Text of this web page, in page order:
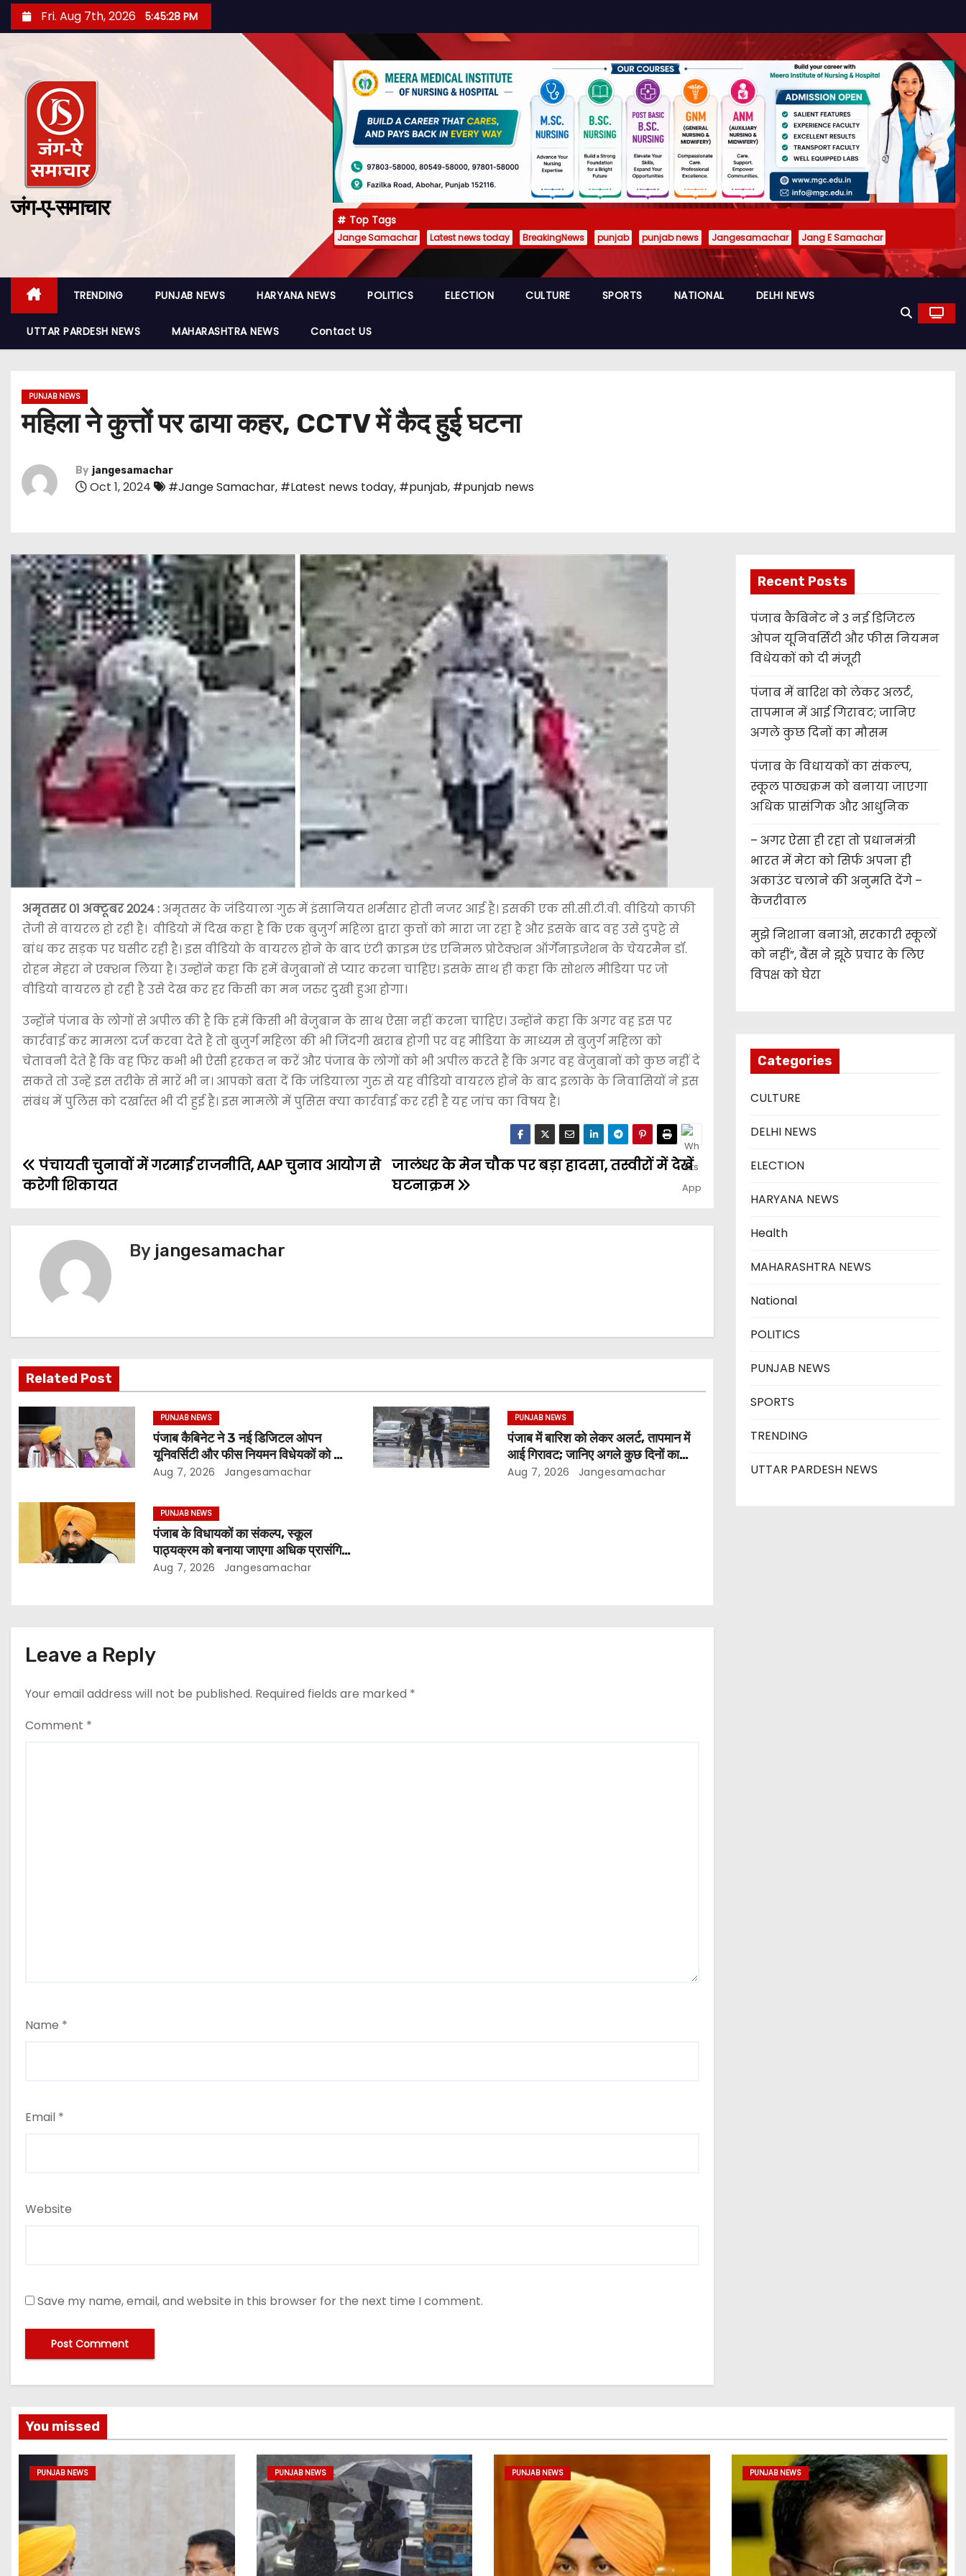
Fri. Aug 7th, 2026 5:45:30 PM
जंग-ए-समाचार
Top Tags
Jange Samachar Latest news today BreakingNews punjab punjab news Jangesamachar Jang E Samachar
TRENDING PUNJAB NEWS HARYANA NEWS POLITICS ELECTION CULTURE SPORTS NATIONAL DELHI NEWS
UTTAR PARDESH NEWS MAHARASHTRA NEWS Contact US
PUNJAB NEWS
महिला ने कुत्तों पर ढाया कहर, CCTV में कैद हुई घटना
By jangesamachar
Oct 1, 2024 #Jange Samachar, #Latest news today, #punjab, #punjab news
अमृतसर 01 अक्टूबर 2024 :अमृतसर के जंडियाला गुरु में इंसानियत शर्मसार होती नजर आई है। इसकी एक सी.सी.टी.वी. वीडियो काफी
तेजी से वायरल हो रही है। वीडियो में दिख कहा है कि एक बुजुर्ग महिला द्वारा कुत्तों को मारा जा रहा है और इसके बाद वह उसे दुपट्टे से
बांध कर सड़क पर घसीट रही है। इस वीडियो के वायरल होने के बाद एंटी क्राइम एंड एनिमल प्रोटेक्शन ऑर्गेनाइजेशन के चेयरमैन डॉ.
रोहन मेहरा ने एक्शन लिया है। उन्होंने कहा कि हमें बेजुबानों से प्यार करना चाहिए। इसके साथ ही कहा कि सोशल मीडिया पर जो
वीडियो वायरल हो रही है उसे देख कर हर किसी का मन जरुर दुखी हुआ होगा।
उन्होंने पंजाब के लोगों से अपील की है कि हमें किसी भी बेजुबान के साथ ऐसा नहीं करना चाहिए। उन्होंने कहा कि अगर वह इस पर
कार्रवाई कर मामला दर्ज करवा देते हैं तो बुजुर्ग महिला की भी जिंदगी खराब होगी पर वह मीडिया के माध्यम से बुजुर्ग महिला को
चेतावनी देते हैं कि वह फिर कभी भी ऐसी हरकत न करें और पंजाब के लोगों को भी अपील करते हैं कि अगर वह बेजुबानों को कुछ नहीं दे
सकते तो उन्हें इस तरीके से मारें भी न। आपको बता दें कि जंडियाला गुरु से यह वीडियो वायरल होने के बाद इलाके के निवासियों ने इस
संबंध में पुलिस को दर्खास्त भी दी हुई है। इस मामलेो में पुसिस क्या कार्रवाई कर रही है यह जांच का विषय है।
जालंधर के मेन चौक पर बड़ा हादसा, तस्वीरों में देखें
घटनाक्रम
पंचायती चुनावों में गरमाई राजनीति, AAP चुनाव आयोग से
करेगी शिकायत
By jangesamachar
Related Post
PUNJAB NEWS
पंजाब कैबिनेट ने 3 नई डिजिटल ओपन
यूनिवर्सिटी और फीस नियमन विधेयकों को दी
मंजूरी
Aug 7, 2026 Jangesamachar
PUNJAB NEWS
पंजाब में बारिश को लेकर अलर्ट, तापमान में
आई गिरावट; जानिए अगले कुछ दिनों का
मौसम
Aug 7, 2026 Jangesamachar
PUNJAB NEWS
पंजाब के विधायकों का संकल्प, स्कूल
पाठ्यक्रम को बनाया जाएगा अधिक प्रासंगिक
और आधुनिक
Aug 7, 2026 Jangesamachar
Leave a Reply
Your email address will not be published. Required fields are marked *
Comment *
Name *
Email *
Website
Save my name, email, and website in this browser for the next time I comment.
Recent Posts
पंजाब कैबिनेट ने 3 नई डिजिटल
ओपन यूनिवर्सिटी और फीस नियमन
विधेयकों को दी मंजूरी
पंजाब में बारिश को लेकर अलर्ट,
तापमान में आई गिरावट; जानिए
अगले कुछ दिनों का मौसम
पंजाब के विधायकों का संकल्प,
स्कूल पाठ्यक्रम को बनाया जाएगा
अधिक प्रासंगिक और आधुनिक
– अगर ऐसा ही रहा तो प्रधानमंत्री
भारत में मेटा को सिर्फ अपना ही
अकाउंट चलाने की अनुमति देंगे –
केजरीवाल
मुझे निशाना बनाओ, सरकारी स्कूलों
को नहीं”, बैंस ने झूठे प्रचार के लिए
विपक्ष को घेरा
Categories
CULTURE
DELHI NEWS
ELECTION
HARYANA NEWS
Health
MAHARASHTRA NEWS
National
POLITICS
PUNJAB NEWS
SPORTS
TRENDING
UTTAR PARDESH NEWS
You missed
PUNJAB NEWS PUNJAB NEWS PUNJAB NEWS PUNJAB NEWS